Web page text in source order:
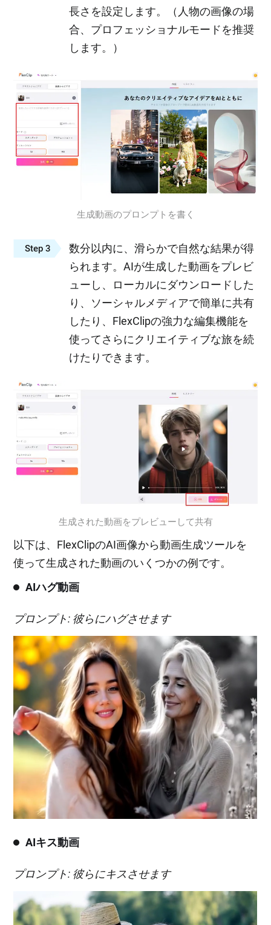
長さを設定します。（人物の画像の場
合、プロフェッショナルモードを推奨
します。）
生成動画のプロンプトを書く
Step 3
数分以内に、滑らかで自然な結果が得
られます。AIが生成した動画をプレビ
ューし、ローカルにダウンロードした
り、ソーシャルメディアで簡単に共有
したり、FlexClipの強力な編集機能を
使ってさらにクリエイティブな旅を続
けたりできます。
生成された動画をプレビューして共有
以下は、FlexClipのAI画像から動画生成ツールを
使って生成された動画のいくつかの例です。
AIハグ動画
プロンプト: 彼らにハグさせます
AIキス動画
プロンプト: 彼らにキスさせます